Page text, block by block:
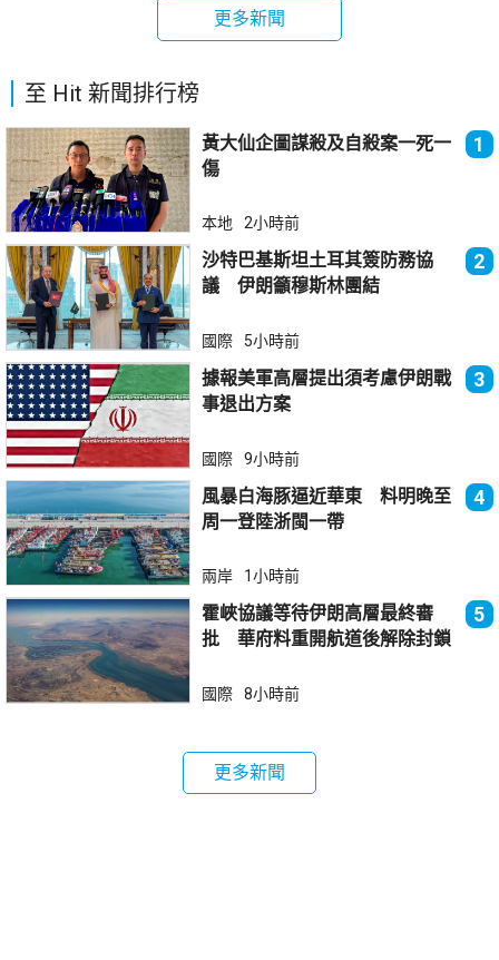
更多新聞
至 Hit 新聞排行榜
黃大仙企圖謀殺及自殺案一死一
傷
1
本地 2小時前
沙特巴基斯坦土耳其簽防務協
議 伊朗籲穆斯林團結
2
國際 5小時前
據報美軍高層提出須考慮伊朗戰
事退出方案
3
國際 9小時前
風暴白海豚逼近華東 料明晚至
周一登陸浙閩一帶
4
兩岸 1小時前
霍峽協議等待伊朗高層最終審
批 華府料重開航道後解除封鎖
5
國際 8小時前
更多新聞